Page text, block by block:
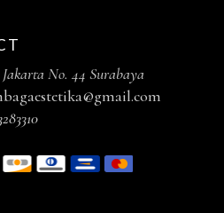
Jakarta No. 44 Surabaya